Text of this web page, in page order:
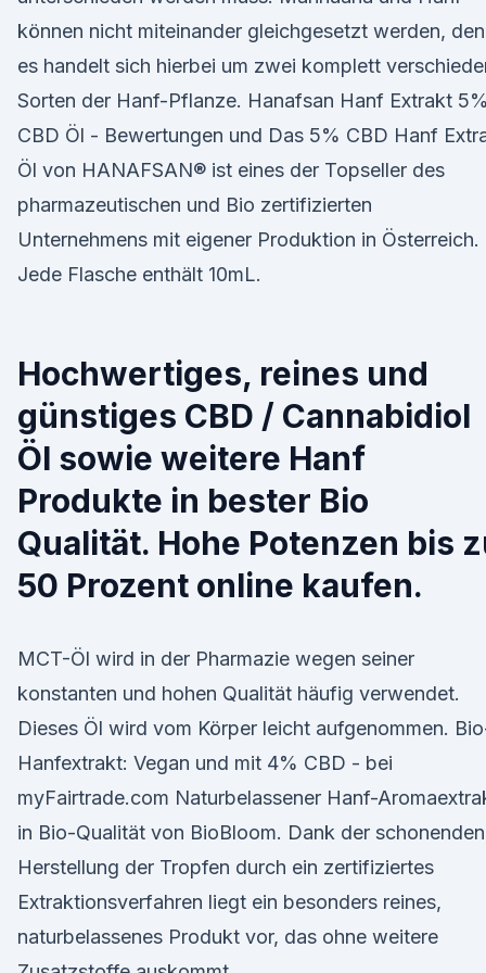
können nicht miteinander gleichgesetzt werden,
es handelt sich hierbei um zwei komplett
Sorten der Hanf-Pflanze. Hanafsan Hanf Extrakt 5%
CBD Öl - Bewertungen und Das 5% CBD Hanf
Öl von HANAFSAN® ist eines der Topseller des
pharmazeutischen und Bio zertifizierten
Unternehmens mit eigener Produktion in Österreich.
Jede Flasche enthält 10mL.
Hochwertiges, reines und
günstiges CBD / Cannabidiol
Öl sowie weitere Hanf
Produkte in bester Bio
Qualität. Hohe Potenzen bis
50 Prozent online kaufen.
MCT-Öl wird in der Pharmazie wegen seiner
konstanten und hohen Qualität häufig verwendet.
Dieses Öl wird vom Körper leicht aufgenommen.
Hanfextrakt: Vegan und mit 4% CBD - bei
myFairtrade.com Naturbelassener Hanf-
in Bio-Qualität von BioBloom. Dank der schonenden
Herstellung der Tropfen durch ein zertifiziertes
Extraktionsverfahren liegt ein besonders reines,
naturbelassenes Produkt vor, das ohne weitere